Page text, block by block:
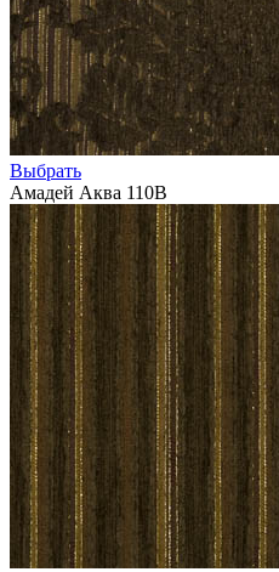
Выбрать
Амадей Аква 110В